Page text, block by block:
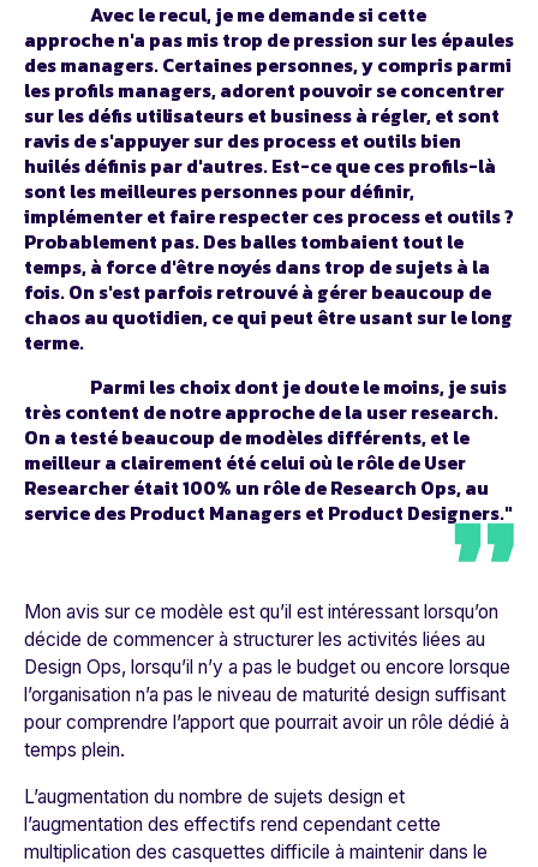
Avec le recul, je me demande si cette
approche n'a pas mis trop de pression sur les épaules
des managers. Certaines personnes, y compris parmi
les profils managers, adorent pouvoir se concentrer
sur les défis utilisateurs et business à régler, et sont
ravis de s'appuyer sur des process et outils bien
huilés définis par d'autres. Est-ce que ces profils-là
sont les meilleures personnes pour définir,
implémenter et faire respecter ces process et outils ?
Probablement pas. Des balles tombaient tout le
temps, à force d'être noyés dans trop de sujets à la
fois. On s'est parfois retrouvé à gérer beaucoup de
chaos au quotidien, ce qui peut être usant sur le long
terme.
Parmi les choix dont je doute le moins, je suis
très content de notre approche de la user research.
On a testé beaucoup de modèles différents, et le
meilleur a clairement été celui où le rôle de User
Researcher était 100% un rôle de Research Ops, au
service des Product Managers et Product Designers."
Mon avis sur ce modèle est qu’il est intéressant lorsqu’on
décide de commencer à structurer les activités liées au
Design Ops, lorsqu’il n’y a pas le budget ou encore lorsque
l’organisation n’a pas le niveau de maturité design suffisant
pour comprendre l’apport que pourrait avoir un rôle dédié à
temps plein.
L’augmentation du nombre de sujets design et
l’augmentation des effectifs rend cependant cette
multiplication des casquettes difficile à maintenir dans le